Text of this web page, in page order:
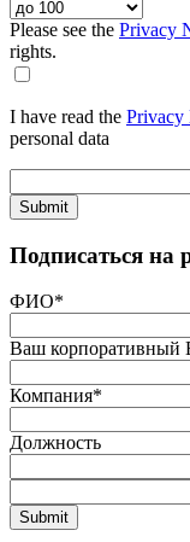
Please see the Privacy
rights.
I have read the Privacy
personal data
Submit
Подписаться на
ФИО*
Ваш корпоративный
Компания*
Должность
Submit